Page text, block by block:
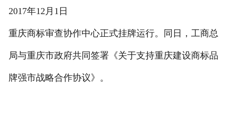
2017年12月1日
重庆商标审查协作中心正式挂牌运行。同日，工商总
局与重庆市政府共同签署《关于支持重庆建设商标品
牌强市战略合作协议》。